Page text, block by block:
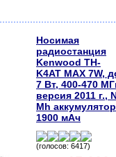
Носимая
радиостанция
Kenwood TH-
K4AT MAX 7W,
7 Вт, 400-470
версия 2011 г.,
Mh аккумулятор
1900 мАч
(голосов: 6417)